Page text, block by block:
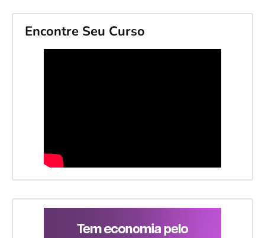
Encontre Seu Curso